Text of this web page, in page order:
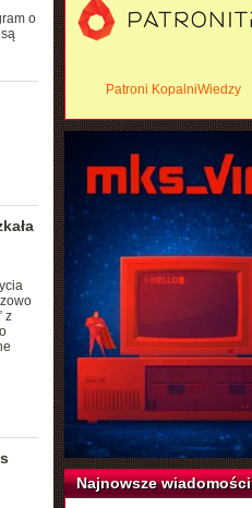
o
z
Patroni KopalniWiedzy
Najnowsze wiadomości